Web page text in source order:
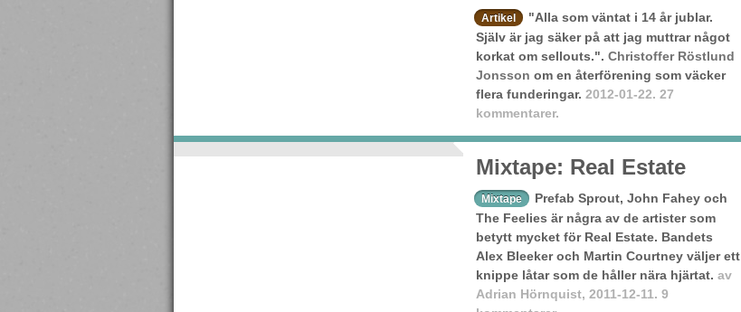
Artikel
"Alla som väntat i 14 år jublar.
Själv är jag säker på att jag muttrar något
korkat om sellouts.". Christoffer Röstlund
Jonsson om en återförening som väcker
flera funderingar. 2012-01-22. 27
kommentarer.
Mixtape: Real Estate
Mixtape
Prefab Sprout, John Fahey och
The Feelies är några av de artister som
betytt mycket för Real Estate. Bandets
Alex Bleeker och Martin Courtney väljer ett
knippe låtar som de håller nära hjärtat. av
Adrian Hörnquist, 2011-12-11. 9